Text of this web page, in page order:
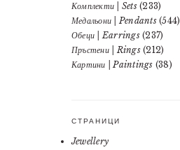
Комплекти | Sets(233)
Медальони | Pendants(544)
Обеци | Earrings(237)
Пръстени | Rings(212)
Картини | Paintings (38)
СТРАНИЦИ
Jewellery